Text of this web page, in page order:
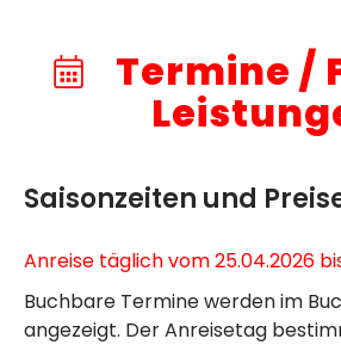
Termine /
Saisonzeiten und
Anreise täglich vom 25.04.2026
Buchbare Termine werden im
angezeigt. Der Anreisetag